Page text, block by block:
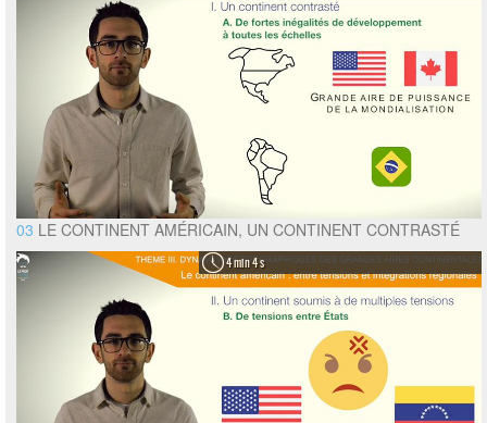
03 LE CONTINENT AMÉRICAIN, UN CONTINENT CONTRASTÉ
4 min 4 s